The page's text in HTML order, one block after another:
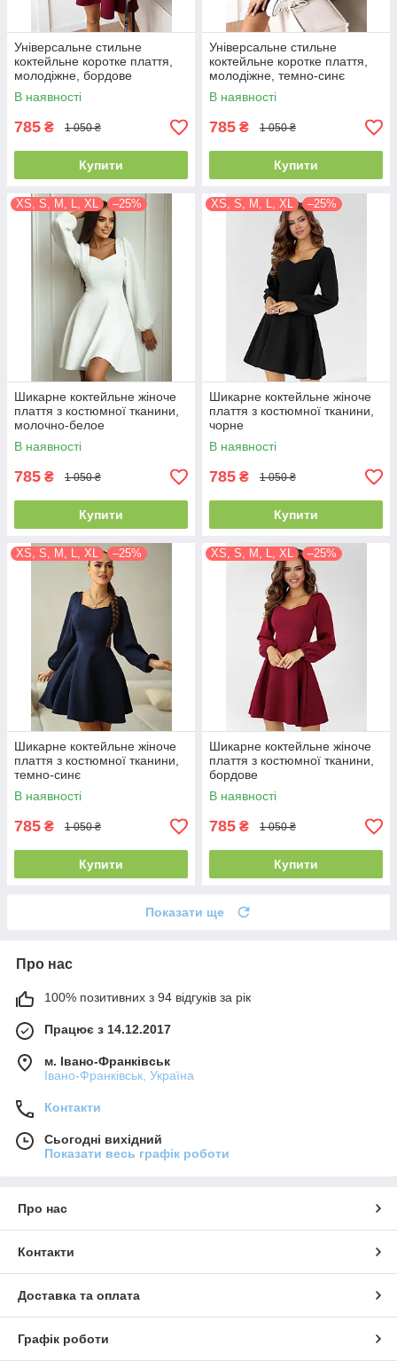
Універсальне стильне
коктейльне коротке плаття,
молодіжне, бордове
В наявності
785 ₴ 1 050 ₴
Купити
Універсальне стильне
коктейльне коротке плаття,
молодіжне, темно-синє
В наявності
785 ₴ 1 050 ₴
Купити
XS, S, M, L, XL –25%
Шикарне коктейльне жіноче
плаття з костюмної тканини,
молочно-белое
В наявності
785 ₴ 1 050 ₴
Купити
XS, S, M, L, XL –25%
Шикарне коктейльне жіноче
плаття з костюмної тканини,
чорне
В наявності
785 ₴ 1 050 ₴
Купити
XS, S, M, L, XL –25%
Шикарне коктейльне жіноче
плаття з костюмної тканини,
темно-синє
В наявності
785 ₴ 1 050 ₴
Купити
XS, S, M, L, XL –25%
Шикарне коктейльне жіноче
плаття з костюмної тканини,
бордове
В наявності
785 ₴ 1 050 ₴
Купити
Показати ще
Про нас
100% позитивних з 94 відгуків за рік
Працює з 14.12.2017
м. Івано-Франківськ
Івано-Франківськ, Україна
Контакти
Сьогодні вихідний
Показати весь графік роботи
Про нас
Контакти
Доставка та оплата
Графік роботи